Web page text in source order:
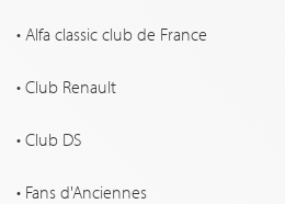
• Alfa classic club de France
• Club Renault
• Club DS
• Fans d'Anciennes